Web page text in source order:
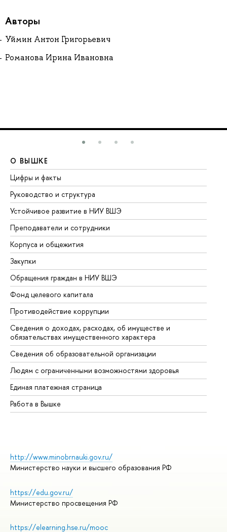
Авторы
Уймин Антон Григорьевич
Романова Ирина Ивановна
О ВЫШКЕ
Цифры и факты
Руководство и структура
Устойчивое развитие в НИУ ВШЭ
Преподаватели и сотрудники
Корпуса и общежития
Закупки
Обращения граждан в НИУ ВШЭ
Фонд целевого капитала
Противодействие коррупции
Сведения о доходах, расходах, об имуществе и
обязательствах имущественного характера
Сведения об образовательной организации
Людям с ограниченными возможностями здоровья
Единая платежная страница
Работа в Вышке
http://www.minobrnauki.gov.ru/
Министерство науки и высшего образования РФ
https://edu.gov.ru/
Министерство просвещения РФ
https://elearning.hse.ru/mooc